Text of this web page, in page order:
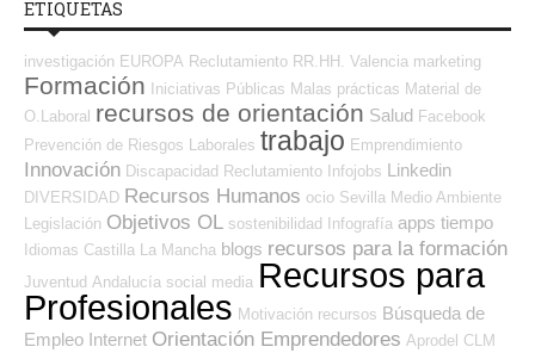
ETIQUETAS
investigación EUROPA Reclutamiento RR.HH. Valencia marketing
Formación Iniciativas Públicas Malas prácticas Material de
O.Laboral recursos de orientación Salud Facebook
Prevención de Riesgos Laborales trabajo Emprendimiento
Innovación Discapacidad Reclutamiento Infojobs Linkedin
DIVERSIDAD Recursos Humanos ocio Sevilla Medio Ambiente
Legislación Objetivos OL sostenibilidad Infografía apps tiempo
Idiomas Castilla La Mancha blogs recursos para la formación
Juventud Andalucía social media Recursos para
Profesionales Motivación recursos Búsqueda de
Empleo Internet Orientación Emprendedores Aprodel CLM